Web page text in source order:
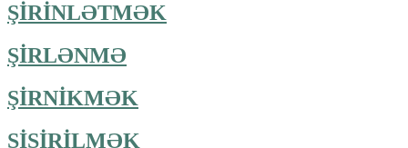
ŞİRİNLƏTMƏK
ŞİRLƏNMƏ
ŞİRNİKMƏK
ŞİŞİRİLMƏK